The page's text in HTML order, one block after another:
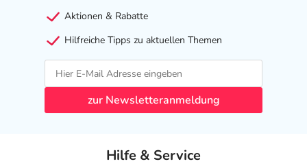
Aktionen & Rabatte
Hilfreiche Tipps zu aktuellen Themen
zur Newsletteranmeldung
Hilfe & Service